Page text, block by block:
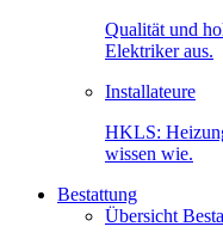
Qualität und
Elektriker aus.
Installateure
HKLS:
wissen wie.
Bestattung
Übersicht